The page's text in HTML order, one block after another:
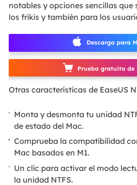
notables y opciones sencillas que
los frikis y también para los
Descarga para
Prueba gratuita de
Otras características de EaseUS
Monta y desmonta tu unidad
de estado del Mac.
Comprueba la compatibilidad
Mac basados en M1.
Un clic para activar el modo
la unidad NTFS.